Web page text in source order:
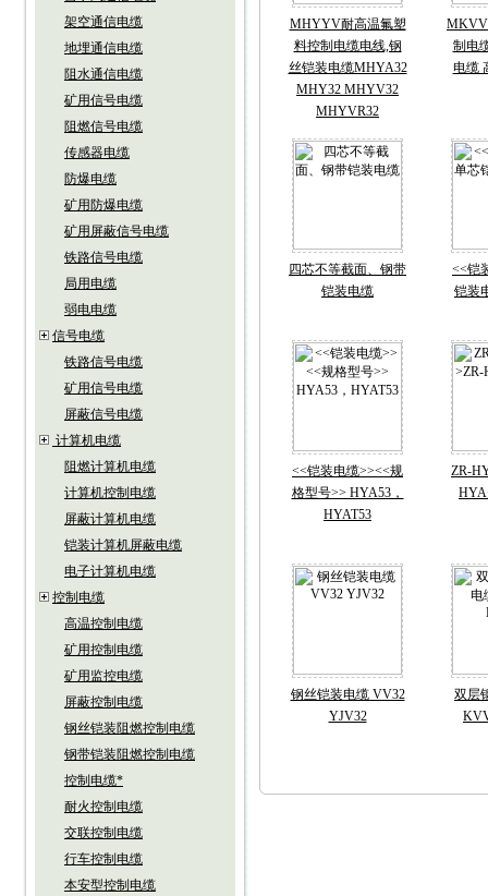
架空通信电缆
地埋通信电缆
阻水通信电缆
矿用信号电缆
阻燃信号电缆
传感器电缆
防爆电缆
矿用防爆电缆
矿用屏蔽信号电缆
铁路信号电缆
局用电缆
弱电电缆
信号电缆
铁路信号电缆
矿用信号电缆
屏蔽信号电缆
计算机电缆
阻燃计算机电缆
计算机控制电缆
屏蔽计算机电缆
铠装计算机屏蔽电缆
电子计算机电缆
控制电缆
高温控制电缆
矿用控制电缆
矿用监控电缆
屏蔽控制电缆
钢丝铠装阻燃控制电缆
钢带铠装阻燃控制电缆
控制电缆*
耐火控制电缆
交联控制电缆
行车控制电缆
本安型控制电缆
MHYYV耐高温氟塑
料控制电缆电线,钢
丝铠装电缆MHYA32
MHY32 MHYV32
MHYVR32
制电
电缆
四芯不等截面、钢带
铠装电缆
<<铠
铠装
<<铠装电缆>><<规
格型号>> HYA53，
HYAT53
ZR-
钢丝铠装电缆 VV32
YJV32
双层